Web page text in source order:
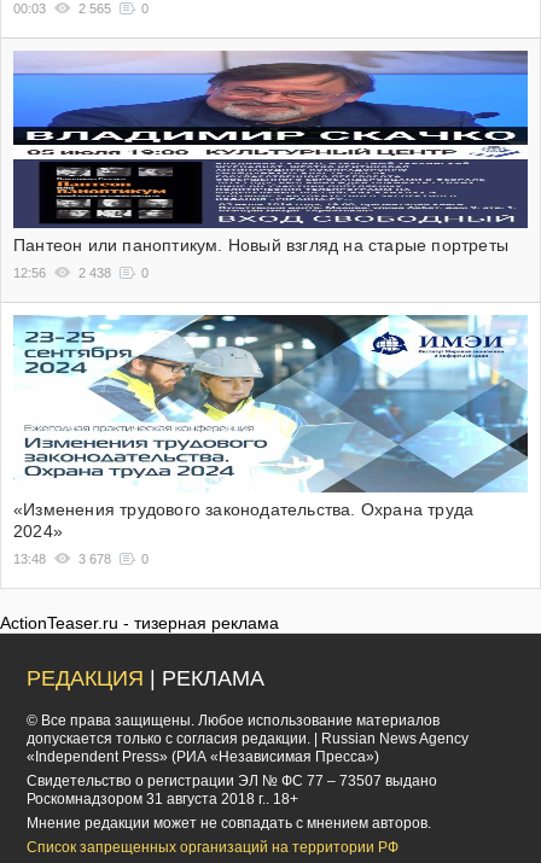
00:03 2 565 0
Пантеон или паноптикум. Новый взгляд на старые портреты
12:56 2 438 0
«Изменения трудового законодательства. Охрана труда
2024»
13:48 3 678 0
ActionTeaser.ru - тизерная реклама
РЕДАКЦИЯ | РЕКЛАМА
© Все права защищены. Любое использование материалов
допускается только с согласия редакции. | Russian News Agency
«Independent Press» (РИА «Независимая Пресса»)
Cвидетельство о регистрации ЭЛ № ФС 77 – 73507 выдано
Роскомнадзором 31 августа 2018 г.. 18+
Мнение редакции может не совпадать с мнением авторов.
Список запрещенных организаций на территории РФ